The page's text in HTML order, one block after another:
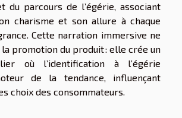
du parcours de l’égérie, associant
charisme et son allure à chaque
Cette narration immersive ne
promotion du produit : elle crée un
où l’identification à l’égérie
de la tendance, influençant
choix des consommateurs.